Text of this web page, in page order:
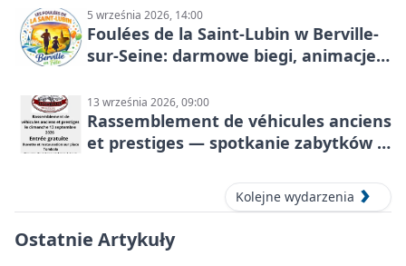
5 września 2026, 14:00
Foulées de la Saint-Lubin w Berville-
sur-Seine: darmowe biegi, animacje i
13 września 2026, 09:00
Rassemblement de véhicules anciens
et prestiges — spotkanie zabytków i
Kolejne wydarzenia
Ostatnie Artykuły